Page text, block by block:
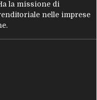
la missione di
nelle imprese